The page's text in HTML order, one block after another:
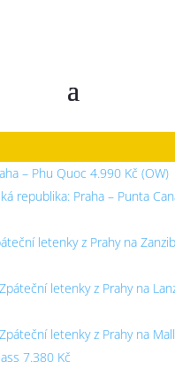
– Phu Quoc 4.990 Kč (OW)
republika: Praha – Punta
letenky z Prahy na
letenky z Prahy na
letenky z Prahy na
7.380 Kč